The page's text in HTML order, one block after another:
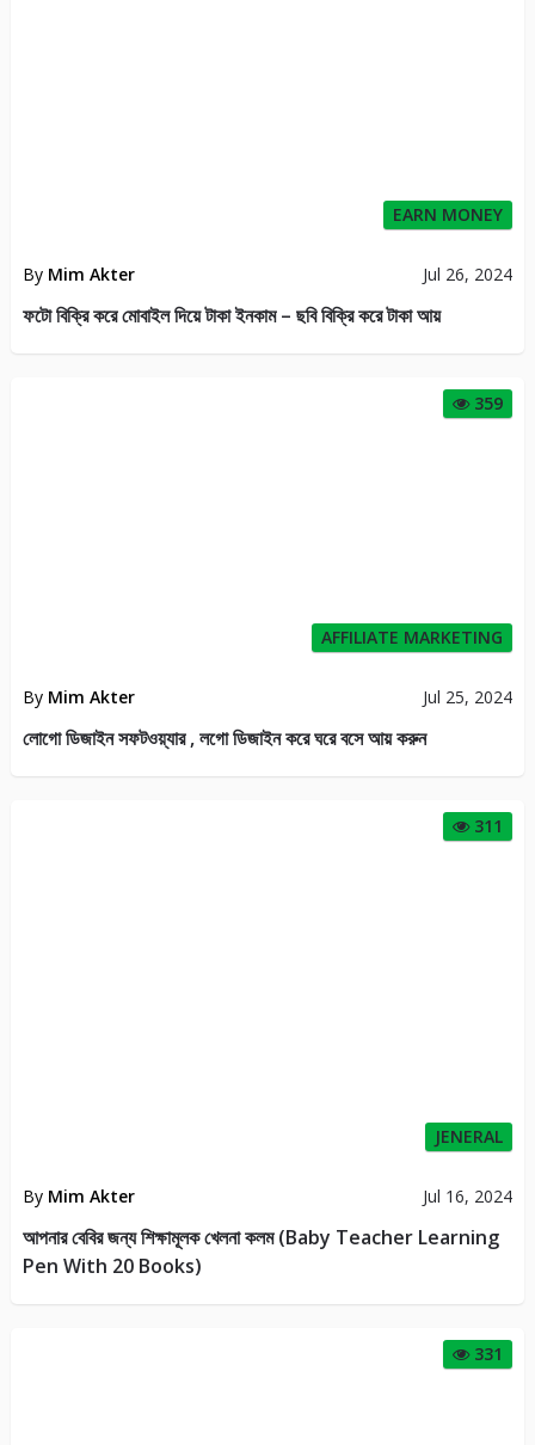
EARN MONEY
By Mim Akter Jul 26, 2024
ফটো বিক্রি করে মোবাইল দিয়ে টাকা ইনকাম – ছবি বিক্রি করে টাকা আয়
359
AFFILIATE MARKETING
By Mim Akter Jul 25, 2024
লোগো ডিজাইন সফটওয়্যার , লগো ডিজাইন করে ঘরে বসে আয় করুন
311
JENERAL
By Mim Akter Jul 16, 2024
আপনার বেবির জন্য শিক্ষামূলক খেলনা কলম (Baby Teacher Learning
Pen With 20 Books)
331